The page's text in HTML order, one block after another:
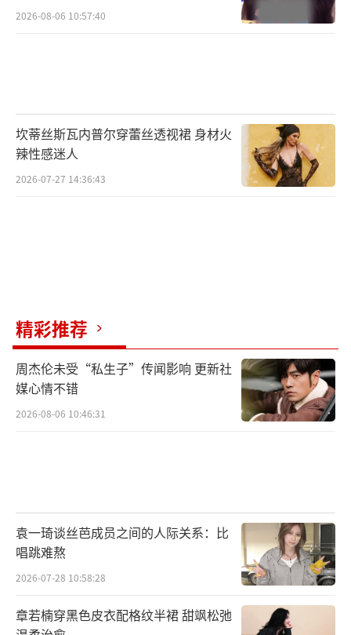
2026-08-06 10:57:40
坎蒂丝斯瓦内普尔穿蕾丝透视裙 身材火
辣性感迷人
2026-07-27 14:36:43
精彩推荐
周杰伦未受“私生子”传闻影响 更新社
媒心情不错
2026-08-06 10:46:31
袁一琦谈丝芭成员之间的人际关系：比
唱跳难熬
2026-07-28 10:58:28
章若楠穿黑色皮衣配格纹半裙 甜飒松弛